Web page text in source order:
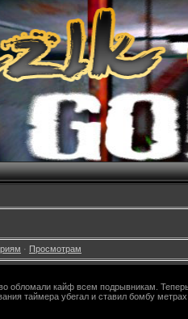
· Просмотрам
обломали кайф всем подрывникам.
таймера убегал и ставил бомбу